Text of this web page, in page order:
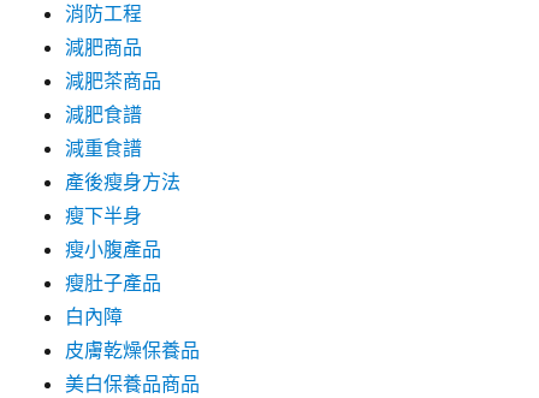
消防工程
減肥商品
減肥茶商品
減肥食譜
減重食譜
產後瘦身方法
瘦下半身
瘦小腹產品
瘦肚子產品
白內障
皮膚乾燥保養品
美白保養品商品